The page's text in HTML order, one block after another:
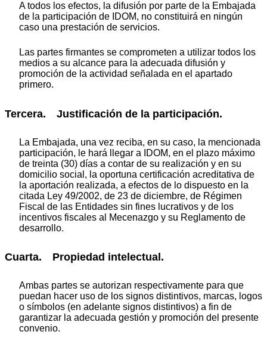
A todos los efectos, la difusión por parte de la Embajada
de la participación de IDOM, no constituirá en ningún
caso una prestación de servicios.
Las partes firmantes se comprometen a utilizar todos los
medios a su alcance para la adecuada difusión y
promoción de la actividad señalada en el apartado
primero.
Tercera. Justificación de la participación.
La Embajada, una vez reciba, en su caso, la mencionada
participación, le hará llegar a IDOM, en el plazo máximo
de treinta (30) días a contar de su realización y en su
domicilio social, la oportuna certificación acreditativa de
la aportación realizada, a efectos de lo dispuesto en la
citada Ley 49/2002, de 23 de diciembre, de Régimen
Fiscal de las Entidades sin fines lucrativos y de los
incentivos fiscales al Mecenazgo y su Reglamento de
desarrollo.
Cuarta. Propiedad intelectual.
Ambas partes se autorizan respectivamente para que
puedan hacer uso de los signos distintivos, marcas, logos
o símbolos (en adelante signos distintivos) a fin de
garantizar la adecuada gestión y promoción del presente
convenio.